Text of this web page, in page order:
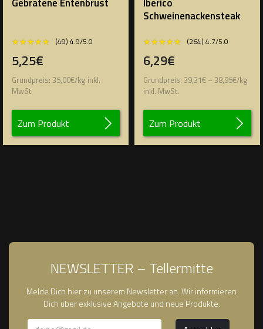
★★★★★
★★★★★ (49) 4.9/5.0
5,25€
Grundpreis: 35,00€/kg inkl.
MwSt.
Zum Produkt
Schweinenackensteak
★★★★★
★★★★★ (264) 4.7/5.0
6,29€
Grundpreis: 39,31€ – 38,95€/kg
inkl. MwSt.
Zum Produkt
NEWSLETTER – Tellermitte
Melde Dich hier zu unserem Newsletter an. Wir informieren
Dich über exklusive Angebote und neue Produkte.